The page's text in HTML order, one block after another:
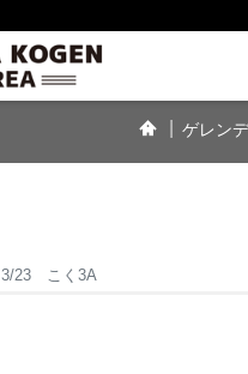
ゲレン
3/23 こく3A